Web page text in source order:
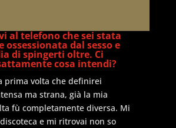
al telefono che sei stata
ossessionata dal sesso e
di spingerti oltre. Ci
cosa intendi?
prima volta che definirei
ma strana, già la mia
fù completamente diversa. Mi
e mi ritrovai non so